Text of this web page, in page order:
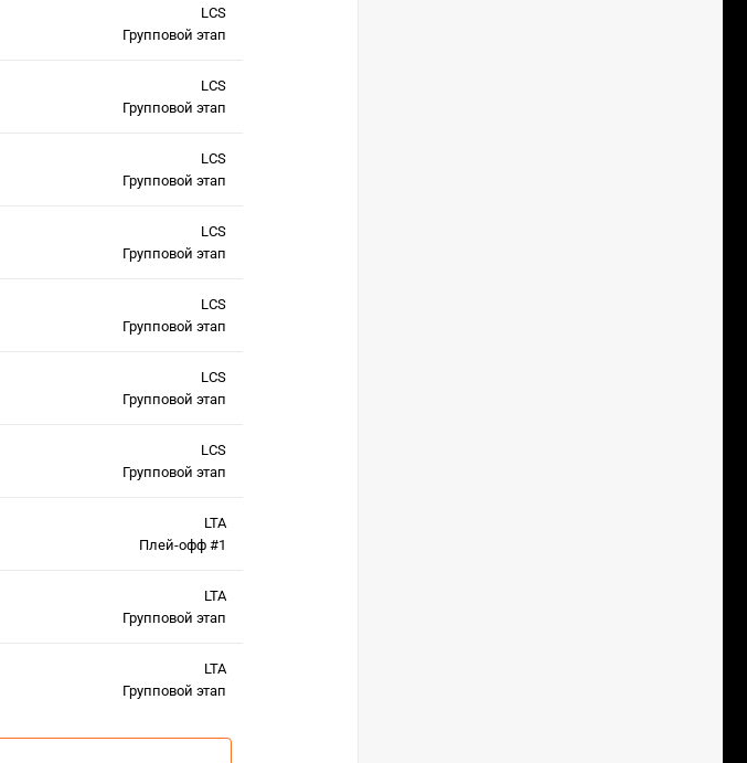
LCS
Групповой этап
LCS
Групповой этап
LCS
Групповой этап
LCS
Групповой этап
LCS
Групповой этап
LCS
Групповой этап
LCS
Групповой этап
LTA
Плей-офф #1
LTA
Групповой этап
LTA
Групповой этап